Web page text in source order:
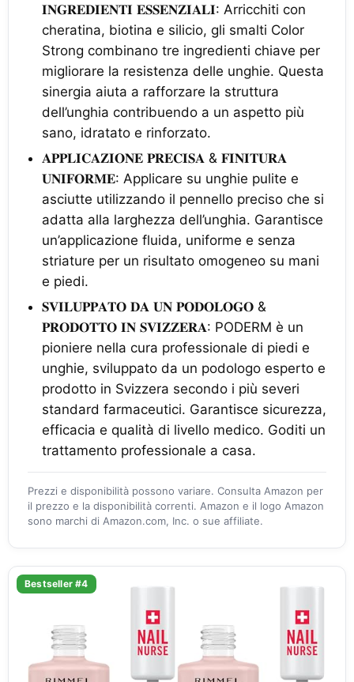
𝐈𝐍𝐆𝐑𝐄𝐃𝐈𝐄𝐍𝐓𝐈 𝐄𝐒𝐒𝐄𝐍𝐙𝐈𝐀𝐋𝐈: Arricchiti con
cheratina, biotina e silicio, gli smalti Color
Strong combinano tre ingredienti chiave per
migliorare la resistenza delle unghie. Questa
sinergia aiuta a rafforzare la struttura
dell’unghia contribuendo a un aspetto più
sano, idratato e rinforzato.
𝐀𝐏𝐏𝐋𝐈𝐂𝐀𝐙𝐈𝐎𝐍𝐄 𝐏𝐑𝐄𝐂𝐈𝐒𝐀 & 𝐅𝐈𝐍𝐈𝐓𝐔𝐑𝐀
𝐔𝐍𝐈𝐅𝐎𝐑𝐌𝐄: Applicare su unghie pulite e
asciutte utilizzando il pennello preciso che si
adatta alla larghezza dell’unghia. Garantisce
un’applicazione fluida, uniforme e senza
striature per un risultato omogeneo su mani
e piedi.
𝐒𝐕𝐈𝐋𝐔𝐏𝐏𝐀𝐓𝐎 𝐃𝐀 𝐔𝐍 𝐏𝐎𝐃𝐎𝐋𝐎𝐆𝐎 &
𝐏𝐑𝐎𝐃𝐎𝐓𝐓𝐎 𝐈𝐍 𝐒𝐕𝐈𝐙𝐙𝐄𝐑𝐀: PODERM è un
pioniere nella cura professionale di piedi e
unghie, sviluppato da un podologo esperto e
prodotto in Svizzera secondo i più severi
standard farmaceutici. Garantisce sicurezza,
efficacia e qualità di livello medico. Goditi un
trattamento professionale a casa.
Prezzi e disponibilità possono variare. Consulta Amazon per
il prezzo e la disponibilità correnti. Amazon e il logo Amazon
sono marchi di Amazon.com, Inc. o sue affiliate.
Bestseller #4